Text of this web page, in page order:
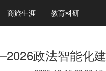
商旅生涯 教育科研
政法智能化